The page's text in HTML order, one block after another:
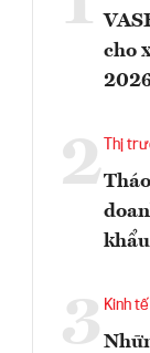
cho
2 Thị
3 Kinh